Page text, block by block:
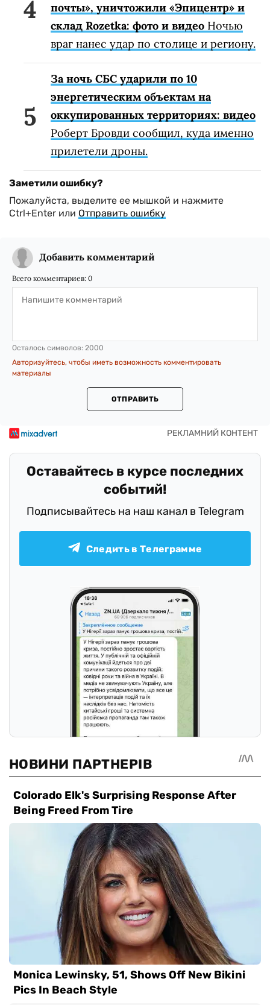
почты», уничтожили «Эпицентр» и
склад Rozetka: фото и видео Ночью
враг нанес удар по столице и региону.
За ночь СБС ударили по 10
энергетическим объектам на
оккупированных территориях: видео
Роберт Бровди сообщил, куда именно
прилетели дроны.
Заметили ошибку?
Пожалуйста, выделите ее мышкой и нажмите
Ctrl+Enter или Отправить ошибку
Добавить комментарий
Всего комментариев: 0
Осталось символов: 2000
Авторизуйтесь, чтобы иметь возможность комментировать
материалы
ОТПРАВИТЬ
Оставайтесь в курсе последних
событий!
Подписывайтесь на наш канал в Telegram
Следить в Телеграмме